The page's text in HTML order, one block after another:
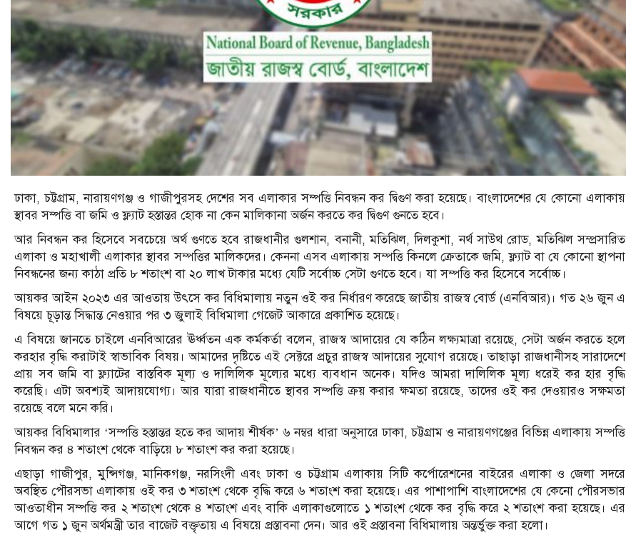
ঢাকা, চট্টগ্রাম, নারায়ণগঞ্জ ও গাজীপুরসহ দেশের সব এলাকার সম্পত্তি নিবন্ধন কর দ্বিগুণ করা হয়েছে। বাংলাদেশের যে কোনো এলাকায়
স্থাবর সম্পত্তি বা জমি ও ফ্ল্যাট হস্তান্তর হোক না কেন মালিকানা অর্জন করতে কর দ্বিগুণ গুনতে হবে।
আর নিবন্ধন কর হিসেবে সবচেয়ে অর্থ গুণতে হবে রাজধানীর গুলশান, বনানী, মতিঝিল, দিলকুশা, নর্থ সাউথ রোড, মতিঝিল সম্প্রসারিত
এলাকা ও মহাখালী এলাকার স্থাবর সম্পত্তির মালিকদের। কেননা এসব এলাকায় সম্পত্তি কিনলে ক্রেতাকে জমি, ফ্ল্যাট বা যে কোনো স্থাপনা
নিবন্ধনের জন্য কাঠা প্রতি ৮ শতাংশ বা ২০ লাখ টাকার মধ্যে যেটি সর্বোচ্চ সেটা গুণতে হবে। যা সম্পত্তি কর হিসেবে সর্বোচ্চ।
আয়কর আইন ২০২৩ এর আওতায় উৎসে কর বিধিমালায় নতুন ওই কর নির্ধারণ করেছে জাতীয় রাজস্ব বোর্ড (এনবিআর)। গত ২৬ জুন এ
বিষয়ে চূড়ান্ত সিদ্ধান্ত নেওয়ার পর ৩ জুলাই বিধিমালা গেজেট আকারে প্রকাশিত হয়েছে।
এ বিষয়ে জানতে চাইলে এনবিআরের ঊর্ধ্বতন এক কর্মকর্তা বলেন, রাজস্ব আদায়ের যে কঠিন লক্ষ্যমাত্রা রয়েছে, সেটা অর্জন করতে হলে
করহার বৃদ্ধি করাটাই স্বাভাবিক বিষয়। আমাদের দৃষ্টিতে এই সেক্টরে প্রচুর রাজস্ব আদায়ের সুযোগ রয়েছে। তাছাড়া রাজধানীসহ সারাদেশে
প্রায় সব জমি বা ফ্ল্যাটের বাস্তবিক মূল্য ও দালিলিক মূল্যের মধ্যে ব্যবধান অনেক। যদিও আমরা দালিলিক মূল্য ধরেই কর হার বৃদ্ধি
করেছি। এটা অবশ্যই আদায়যোগ্য। আর যারা রাজধানীতে স্থাবর সম্পত্তি ক্রয় করার ক্ষমতা রয়েছে, তাদের ওই কর দেওয়ারও সক্ষমতা
রয়েছে বলে মনে করি।
আয়কর বিধিমালার ‘সম্পত্তি হস্তান্তর হতে কর আদায় শীর্ষক’ ৬ নম্বর ধারা অনুসারে ঢাকা, চট্টগ্রাম ও নারায়ণগঞ্জের বিভিন্ন এলাকায় সম্পত্তি
নিবন্ধন কর ৪ শতাংশ থেকে বাড়িয়ে ৮ শতাংশ কর করা হয়েছে।
এছাড়া গাজীপুর, মুন্সিগঞ্জ, মানিকগঞ্জ, নরসিংদী এবং ঢাকা ও চট্টগ্রাম এলাকায় সিটি কর্পোরেশনের বাইরের এলাকা ও জেলা সদরে
অবস্থিত পৌরসভা এলাকায় ওই কর ৩ শতাংশ থেকে বৃদ্ধি করে ৬ শতাংশ করা হয়েছে। এর পাশাপাশি বাংলাদেশের যে কেনো পৌরসভার
আওতাধীন সম্পত্তি কর ২ শতাংশ থেকে ৪ শতাংশ এবং বাকি এলাকাগুলোতে ১ শতাংশ থেকে কর বৃদ্ধি করে ২ শতাংশ করা হয়েছে। এর
আগে গত ১ জুন অর্থমন্ত্রী তার বাজেট বক্তৃতায় এ বিষয়ে প্রস্তাবনা দেন। আর ওই প্রস্তাবনা বিধিমালায় অন্তর্ভুক্ত করা হলো।